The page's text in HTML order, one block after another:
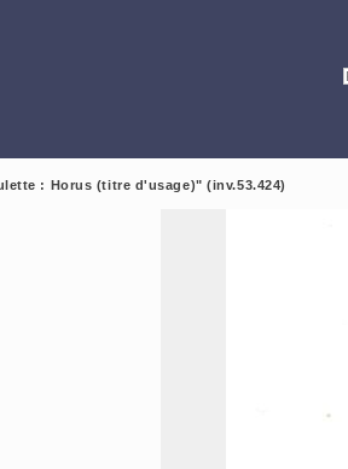
: Horus (titre d'usage)" (inv.53.424)